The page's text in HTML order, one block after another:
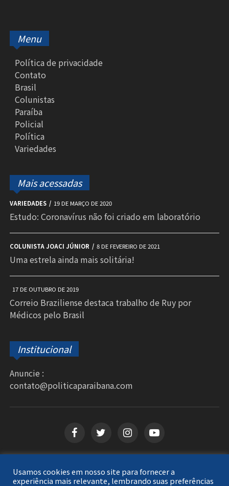
Menu
Política de privacidade
Contato
Brasil
Colunistas
Paraíba
Policial
Política
Variedades
Mais acessadas
VARIEDADES 19 DE MARÇO DE 2020
Estudo: Coronavírus não foi criado em laboratório
COLUNISTA JOACI JÚNIOR 8 DE FEVEREIRO DE 2021
Uma estrela ainda mais solitária!
17 DE OUTUBRO DE 2019
Correio Braziliense destaca trabalho de Ruy por
Médicos pelo Brasil
Institucional
Anuncie :
contato@politicaparaibana.com
Copyright © 2026Política Paraibana. Todos os
Usamos cookies em nosso site para fornecer a
experiência mais relevante, lembrando suas preferências